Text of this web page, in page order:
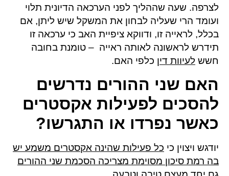
לצרפה. שעה שההליך לפני הערכאה הדיונית תלוי
ועומד הרי שעליה לבחון את המשקל שיש ליתן, אם
בכלל, לראייה זו, ודווקא ציפיית האב כי ערכאה זו
תידרש לראשונה לאותה ראייה – טומנת בחובה
חשש לעיוות דין כלפי האם.
האם שני ההורים נדרשים
להסכים לפעילות אקסטרים
כאשר נפרדו או התגרשו?
יודגש ויצוין כי כל פעילות שהינה אקסטרים משמע יש
בה רמת סיכון מסוימת מצריכה הסכמת שני ההורים